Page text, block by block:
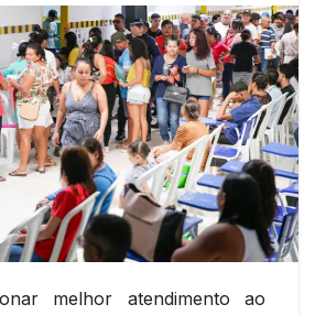
melhor atendimento ao